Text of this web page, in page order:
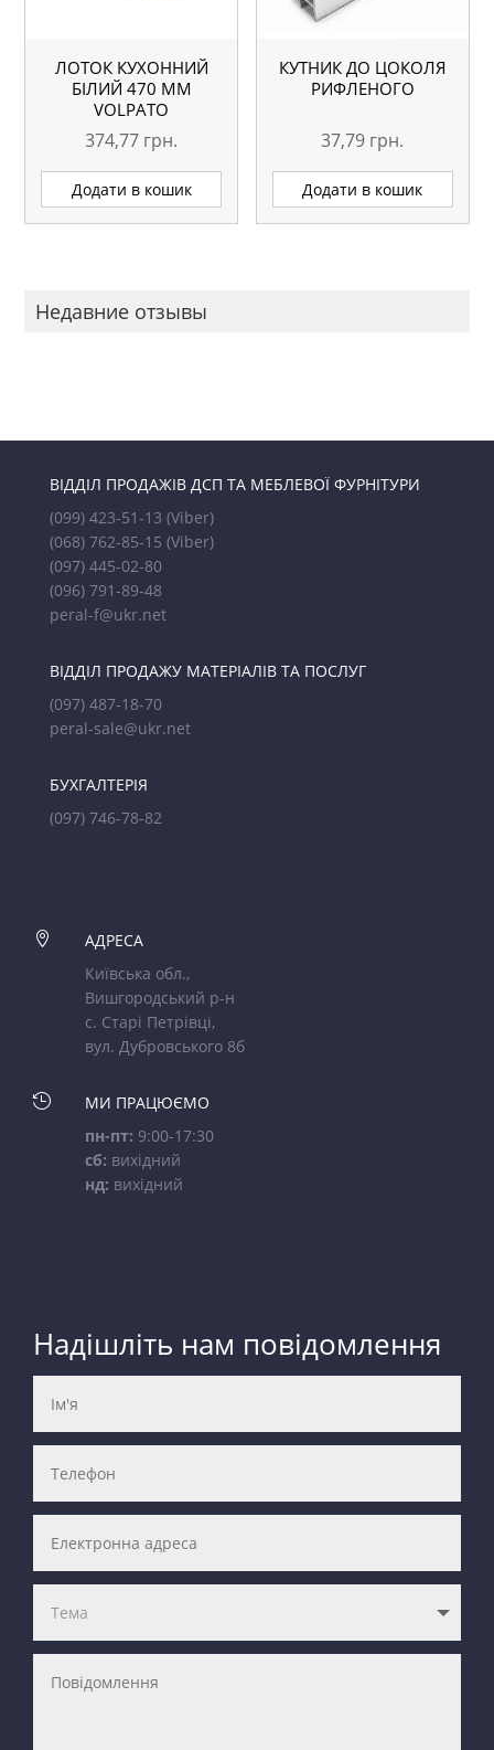
ЛОТОК КУХОННИЙ
БІЛИЙ 470 ММ
VOLPATO
374,77 грн.
Додати в кошик
КУТНИК ДО ЦОКОЛЯ
РИФЛЕНОГО
37,79 грн.
Додати в кошик
Недавние отзывы
ВІДДІЛ ПРОДАЖІВ ДСП ТА МЕБЛЕВОЇ ФУРНІТУРИ
(099) 423-51-13 (Viber)
(068) 762-85-15 (Viber)
(097) 445-02-80
(096) 791-89-48
peral-f@ukr.net
ВІДДІЛ ПРОДАЖУ МАТЕРІАЛІВ ТА ПОСЛУГ
(097) 487-18-70
peral-sale@ukr.net
БУХГАЛТЕРІЯ
(097) 746-78-82

АДРЕСА
Київська обл.,
Вишгородський р-н
с. Старі Петрівці,
вул. Дубровського 8б

МИ ПРАЦЮЄМО
пн-пт: 9:00-17:30
сб: вихідний
нд: вихідний
Надішліть нам повідомлення